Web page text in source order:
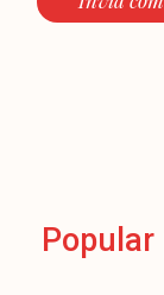
Popular